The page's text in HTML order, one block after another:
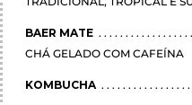
BAER MATE . . . . . . . . . . . . . . . . .
CHÁ GELADO COM CAFEÍNA
KOMBUCHA. . . . . . . . . . . . . . . . .